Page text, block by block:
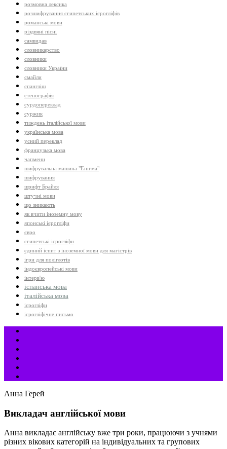
розмовна лексика
розшифрування єгипетських ієрогліфів
романські мови
різдвяні пісні
самвидав
словникарство
словники
словники України
смайли
спангліш
стенографія
сурдопереклад
суржик
тиждень італійської мови
українська мова
усний переклад
французька мова
чапмени
шифрувальна машина "Енігма"
шифрування
шрифт Брайля
штучні мови
що зникають
як вчити іноземну мову
японські ієрогліфи
євро
єгипетські ієрогліфи
єдиний іспит з іноземної мови для магістрів
ігри для поліглотів
індоєвропейські мови
інтерв'ю
іспанська мова
італійська мова
ієрогліфи
ієрогліфічне письмо
Анна Герей
Викладач англійської мови
Анна викладає англійську вже три роки, працюючи з учнями
різних вікових категорій на індивідуальних та групових